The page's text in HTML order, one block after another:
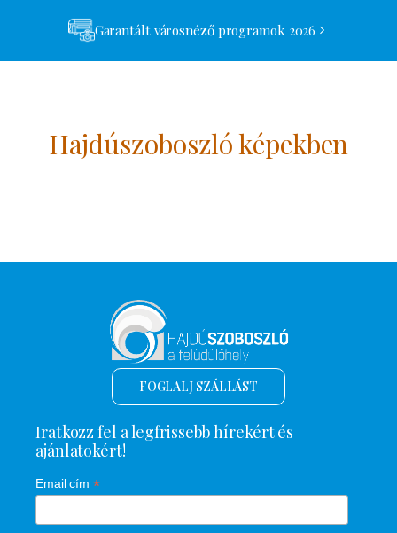
Garantált városnéző programok 2026
Hajdúszoboszló képekben
FOGLALJ SZÁLLÁST
Iratkozz fel a legfrissebb hírekért és
ajánlatokért!
Email cím *